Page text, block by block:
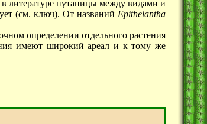
литературе путаницы между видами и
(см. ключ). От названийEpithelantha
определении отдельного растения
имеют широкий ареал и к тому же